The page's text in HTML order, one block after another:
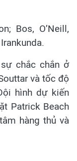
Bos, O’Neill,
chắc chắn ở
và tốc độ
hình dự kiến
Patrick Beach
hàng thủ và